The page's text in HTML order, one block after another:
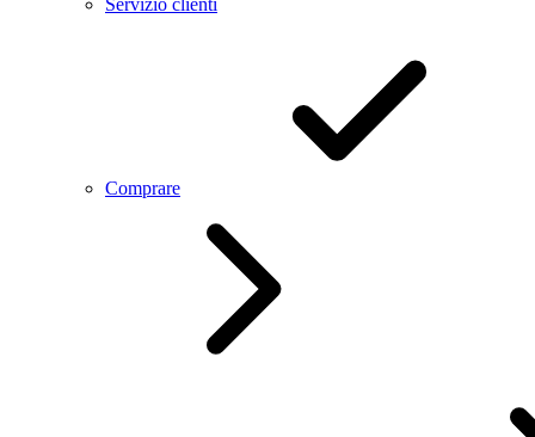
Servizio clienti
Comprare